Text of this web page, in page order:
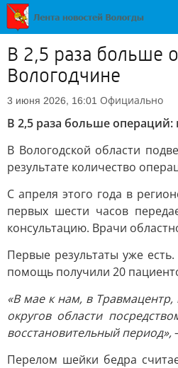
В 2,5 раза больше
Вологодчине
3 июня 2026, 16:01 Официально
В 2,5 раза больше
В Вологодской области
результате количество
С апреля этого года в
первых шести часов
консультацию. Врачи
Первые результаты уже
помощь получили 20
«В мае к нам, в
округов области
восстановительный период»,
Перелом шейки бедра